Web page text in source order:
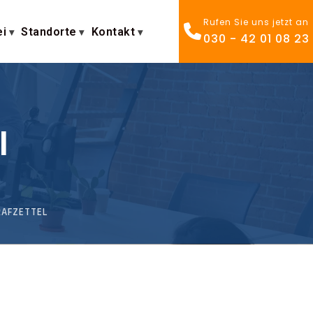
Standorte Kontakt
Rufen Sie uns jetzt an
030 - 42 01 08 23